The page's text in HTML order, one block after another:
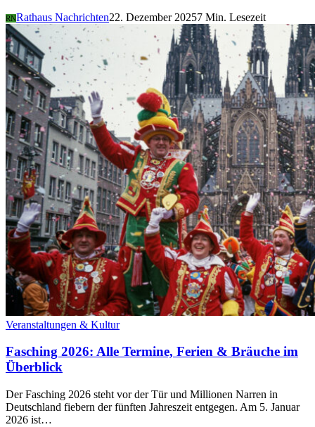
RNRathaus Nachrichten22. Dezember 20257 Min. Lesezeit
Veranstaltungen & Kultur
Fasching 2026: Alle Termine, Ferien & Bräuche im
Überblick
Der Fasching 2026 steht vor der Tür und Millionen Narren in
Deutschland fiebern der fünften Jahreszeit entgegen. Am 5. Januar
2026 ist…